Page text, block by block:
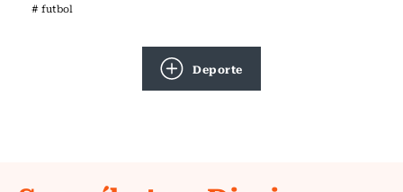
# futbol
Deporte